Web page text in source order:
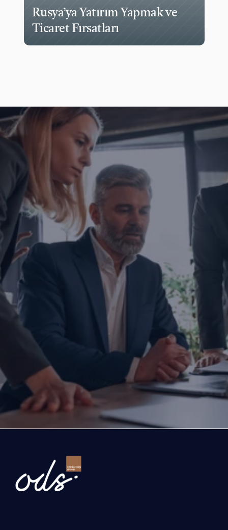
Rusya’ya Yatırım Yapmak ve
Ticaret Fırsatları
İşletmenizi dönüştürmeye
Yatırım yapmayı, büyümeyi ya da ihracatınızı
düşünüyorsanız doğru zamanda, doğru iş
Bugün attığınız adım, şirketinizin geleceğini
Gelin, şirketinizin önündeki fırsatları ve büyüme
birlikte değerlendirelim.
İşletmenizi dönüştürelim